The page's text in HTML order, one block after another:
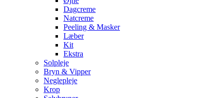
Dagcreme
Natcreme
Peeling & Masker
Læber
Kit
Ekstra
Solpleje
Bryn & Vipper
Neglepleje
Krop